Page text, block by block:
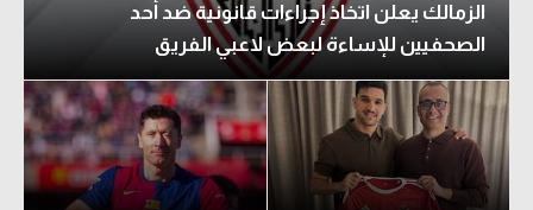
الزمالك يعلن اتخاذ إجراءات قانونية ضد أحد
الصحفيين للإساءة لبعض لاعبي الفريق